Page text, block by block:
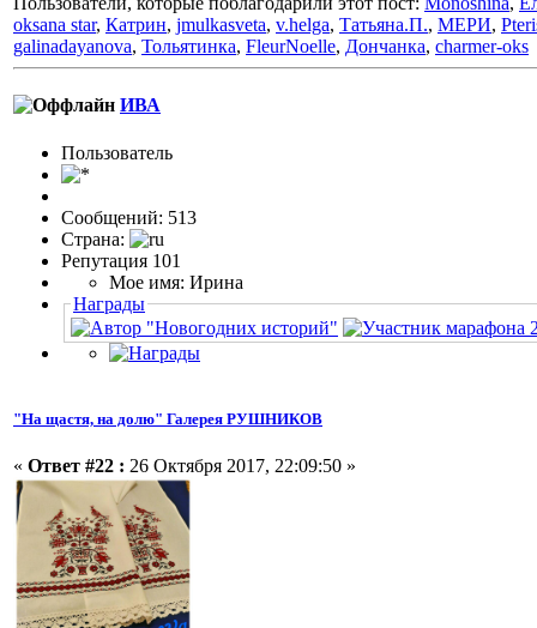
oksana star, Катрин, jmulkasveta, v.helga, Татьяна.П., МЕРИ,
galinadayanova, Тольятинка, FleurNoelle, Дончанка, charmer-oks
ИВА
Пользовaтeль
Сообщений: 513
Страна:
Репутация 101
Мое имя: Ирина
Награды
"На щастя, на долю" Галерея РУШНИКОВ
« Ответ #22 : 26 Октября 2017, 22:09:50 »